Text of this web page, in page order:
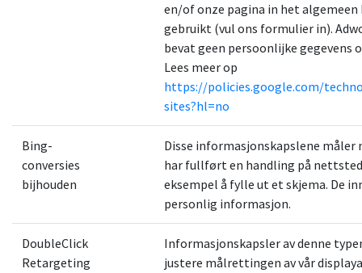
en/of onze pagina in het algemeen
gebruikt (vul ons formulier in).
bevat geen persoonlijke gegevens
Lees meer op
https://policies.google.com/
sites?hl=no
Bing-
conversies
bijhouden
Disse informasjonskapslene måler
har fullført en handling på
eksempel å fylle ut et skjema. De
personlig informasjon.
DoubleClick
Retargeting
Informasjonskapsler av denne
justere målrettingen av vår